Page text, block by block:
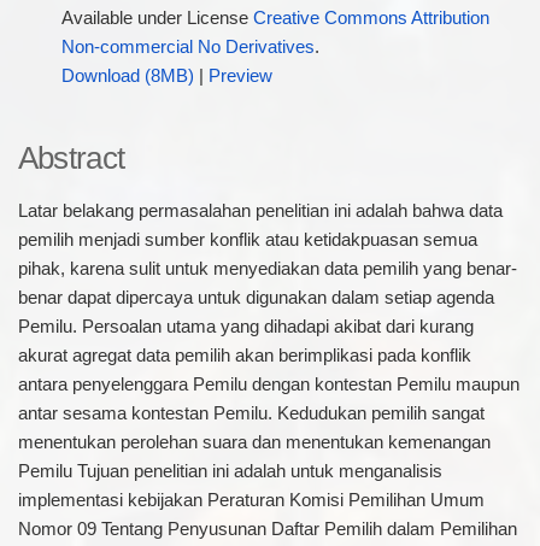
Available under License Creative Commons Attribution
Non-commercial No Derivatives.
Download (8MB)
Preview
Abstract
Latar belakang permasalahan penelitian ini adalah bahwa data
pemilih menjadi sumber konflik atau ketidakpuasan semua
pihak, karena sulit untuk menyediakan data pemilih yang benar-
benar dapat dipercaya untuk digunakan dalam setiap agenda
Pemilu. Persoalan utama yang dihadapi akibat dari kurang
akurat agregat data pemilih akan berimplikasi pada konflik
antara penyelenggara Pemilu dengan kontestan Pemilu maupun
antar sesama kontestan Pemilu. Kedudukan pemilih sangat
menentukan perolehan suara dan menentukan kemenangan
Pemilu Tujuan penelitian ini adalah untuk menganalisis
implementasi kebijakan Peraturan Komisi Pemilihan Umum
Nomor 09 Tentang Penyusunan Daftar Pemilih dalam Pemilihan